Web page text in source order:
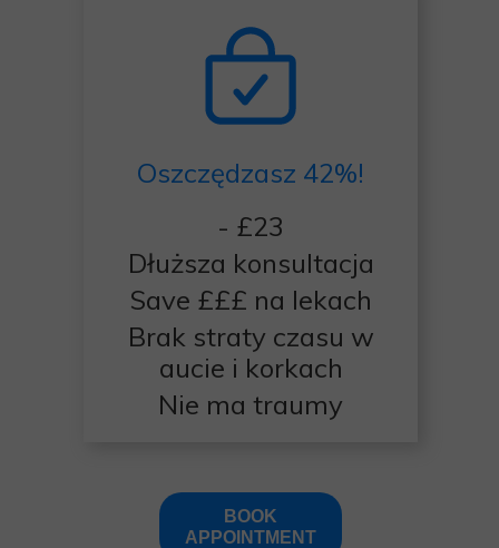
BOOK
APPOINTMENT
Oszczędzasz 42%!
- £23
Dłuższa konsultacja
Save £££ na lekach
Brak straty czasu w
aucie i korkach
Nie ma traumy